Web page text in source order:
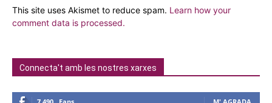
This site uses Akismet to reduce spam. Learn how your
comment data is processed.
Connecta't amb les nostres xarxes